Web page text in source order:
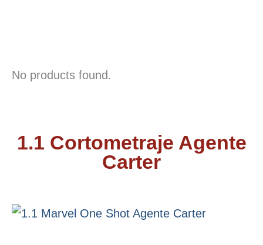
No products found.
1.1 Cortometraje Agente
Carter